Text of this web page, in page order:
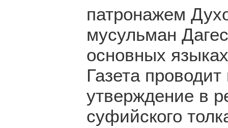
патронажем
мусульман
основных
Газета
утверждение в
суфийского